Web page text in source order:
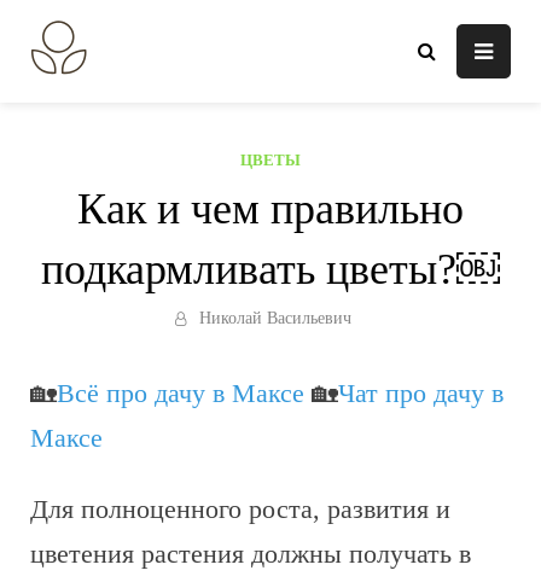
содержанию
ЦВЕТЫ
Как и чем правильно
подкармливать цветы?￼
Николай Васильевич
🏡Всё про дачу в Максе 🏡Чат про дачу в
Максе
Для полноценного роста, развития и
цветения растения должны получать в